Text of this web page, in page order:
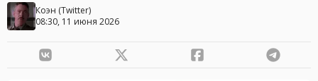
Коэн (Twitter)
08:30, 11 июня 2026